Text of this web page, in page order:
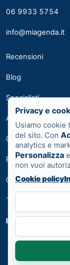
Visita
06 9933 5754
info@miagenda.it
Recensioni
Blog
Specialisti
Area medici
Contatti
Privacy
Cookie
Termini
Impostazioni
Privacy e
Usiamo cookie
del sito. Con
analytics e
Personalizza
non vuoi
Cookie policy